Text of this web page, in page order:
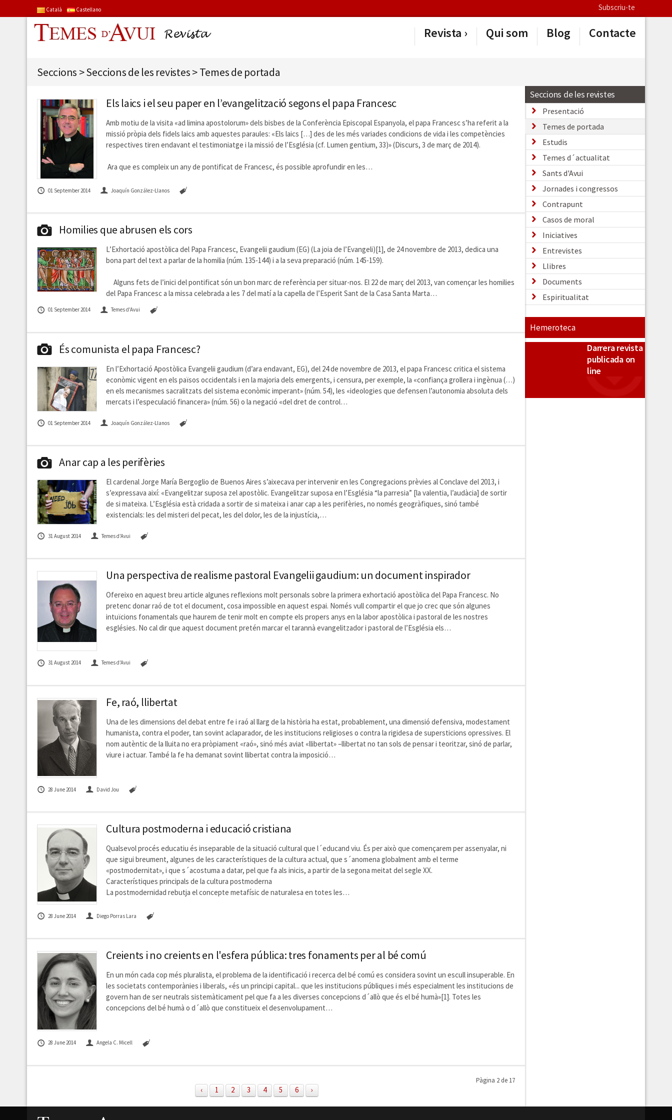
Català Castellano Subscriu-te
Revista Qui som Blog Contacte
Seccions >Seccions de les revistes>Temes de portada
Els laics i el seu paper en l’evangelització segons el papa Francesc
Amb motiu de la visita «ad limina apostolorum» dels bisbes de la Conferència Episcopal Espanyola, el papa Francesc s’ha referit a la
missió pròpia dels fidels laics amb aquestes paraules: «Els laics […] des de les més variades condicions de vida i les competències
respectives tiren endavant el testimoniatge i la missió de l’Església (cf. Lumen gentium, 33)» (Discurs, 3 de març de 2014).
Ara que es compleix un any de pontificat de Francesc, és possible aprofundir en les…
01 September 2014 Joaquín González-Llanos
Homilies que abrusen els cors
L’Exhortació apostòlica del Papa Francesc, Evangelii gaudium (EG) (La joia de l’Evangeli)[1], de 24 novembre de 2013, dedica una
bona part del text a parlar de la homilia (núm. 135-144) i a la seva preparació (núm. 145-159).
Alguns fets de l’inici del pontificat són un bon marc de referència per situar-nos. El 22 de març del 2013, van començar les homilies
del Papa Francesc a la missa celebrada a les 7 del matí a la capella de l’Esperit Sant de la Casa Santa Marta…
01 September 2014 Temes d'Avui
És comunista el papa Francesc?
En l’Exhortació Apostòlica Evangelii gaudium (d’ara endavant, EG), del 24 de novembre de 2013, el papa Francesc critica el sistema
econòmic vigent en els països occidentals i en la majoria dels emergents, i censura, per exemple, la «confiança grollera i ingènua (…)
en els mecanismes sacralitzats del sistema econòmic imperant» (núm. 54), les «ideologies que defensen l’autonomia absoluta dels
mercats i l’especulació financera» (núm. 56) o la negació «del dret de control…
01 September 2014 Joaquín González-Llanos
Anar cap a les perifèries
El cardenal Jorge María Bergoglio de Buenos Aires s’aixecava per intervenir en les Congregacions prèvies al Conclave del 2013, i
s’expressava així: «Evangelitzar suposa zel apostòlic. Evangelitzar suposa en l’Església “la parresia” [la valentia, l’audàcia] de sortir
de si mateixa. L’Església està cridada a sortir de si mateixa i anar cap a les perifèries, no només geogràfiques, sinó també
existencials: les del misteri del pecat, les del dolor, les de la injustícia,…
31 August 2014 Temes d'Avui
Una perspectiva de realisme pastoral Evangelii gaudium: un document inspirador
Ofereixo en aquest breu article algunes reflexions molt personals sobre la primera exhortació apostòlica del Papa Francesc. No
pretenc donar raó de tot el document, cosa impossible en aquest espai. Només vull compartir el que jo crec que són algunes
intuïcions fonamentals que haurem de tenir molt en compte els propers anys en la labor apostòlica i pastoral de les nostres
esglésies. No cal dir que aquest document pretén marcar el tarannà evangelitzador i pastoral de l’Església els…
31 August 2014 Temes d'Avui
Fe, raó, llibertat
Una de les dimensions del debat entre fe i raó al llarg de la història ha estat, probablement, una dimensió defensiva, modestament
humanista, contra el poder, tan sovint aclaparador, de les institucions religioses o contra la rigidesa de supersticions opressives. El
nom autèntic de la lluita no era pròpiament «raó», sinó més aviat «llibertat» –llibertat no tan sols de pensar i teoritzar, sinó de parlar,
viure i actuar. També la fe ha demanat sovint llibertat contra la imposició…
28 June 2014 David Jou
Cultura postmoderna i educació cristiana
Qualsevol procés educatiu és inseparable de la situació cultural que l´educand viu. És per això que començarem per assenyalar, ni
que sigui breument, algunes de les característiques de la cultura actual, que s´anomena globalment amb el terme
«postmodernitat», i que s´acostuma a datar, pel que fa als inicis, a partir de la segona meitat del segle XX.
Característiques principals de la cultura postmoderna
La postmodernidad rebutja el concepte metafísic de naturalesa en totes les…
28 June 2014 Diego Porras Lara
Creients i no creients en l'esfera pública: tres fonaments per al bé comú
En un món cada cop més pluralista, el problema de la identificació i recerca del bé comú es considera sovint un escull insuperable. En
les societats contemporànies i liberals, «és un principi capital... que les institucions públiques i més especialment les institucions de
govern han de ser neutrals sistemàticament pel que fa a les diverses concepcions d´allò que és el bé humà»[1]. Totes les
concepcions del bé humà o d´allò que constitueix el desenvolupament…
28 June 2014 Angela C. Micell
Pàgina 2 de 17
‹ 1 2 3 4 5 6 ›
Seccions de les revistes
Presentació
Temes de portada
Estudis
Temes d´actualitat
Sants d'Avui
Jornades i congressos
Contrapunt
Casos de moral
Iniciatives
Entrevistes
Llibres
Documents
Espiritualitat
Hemeroteca
Darrera revista
publicada on
line